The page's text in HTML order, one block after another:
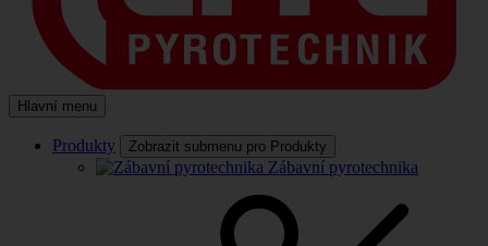
Hlavní menu
Produkty Zobrazit submenu pro Produkty
Zábavní pyrotechnika